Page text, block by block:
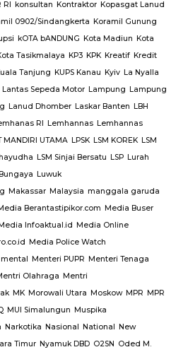
RI konsultan Kontraktor Kopasgat Lanud
0902/Sindangkerta Koramil Gunung
kOTA bANDUNG Kota Madiun Kota
Tasikmalaya KP3 KPK Kreatif Kredit
Tanjung KUPS Kanau Kyiv La Nyalla
Lantas Sepeda Motor Lampung Lampung
Lanud Dhomber Laskar Banten LBH
RI Lemhannas Lemhannas
MANDIRI UTAMA LPSK LSM KOREK LSM
LSM Sinjai Bersatu LSP Lurah
Bungaya Luwuk
Makassar Malaysia manggala garuda
Berantastipikor.com Media Buser
Infoaktual.id Media Online
Media Police Watch
mental Menteri PUPR Menteri Tenaga
Olahraga Mentri
MK Morowali Utara Moskow MPR MPR
MUI Simalungun Muspika
Narkotika Nasional National New
Timur Nyamuk DBD O2SN Oded M.